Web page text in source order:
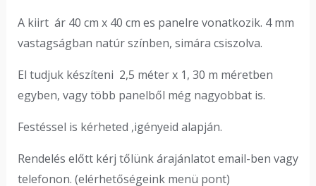
A kiirt ár 40 cm x 40 cm es panelre vonatkozik. 4 mm
vastagságban natúr színben, simára csiszolva.
El tudjuk készíteni 2,5 méter x 1, 30 m méretben
egyben, vagy több panelből még nagyobbat is.
Festéssel is kérheted ,igényeid alapján.
Rendelés előtt kérj tőlünk árajánlatot email-ben vagy
telefonon. (elérhetőségeink menü pont)